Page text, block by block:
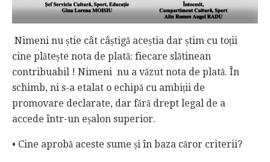
Nimeni nu știe cât câștigă aceștia dar știm cu toții
cine plătește nota de plată: fiecare slătinean
contribuabil ! Nimeni nu a văzut nota de plată. În
schimb, ni s-a etalat o echipă cu ambiții de
promovare declarate, dar fără drept legal de a
accede într-un eșalon superior.
• Cine aprobă aceste sume și în baza căror criterii?